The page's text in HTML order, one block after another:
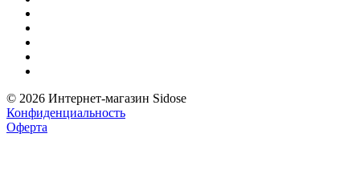
© 2026 Интернет-магазин Sidose
Конфиденциальность
Оферта